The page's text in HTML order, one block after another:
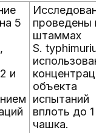
5
и
проведены
штаммах
S.
объекта
испытаний
вплоть до 1
чашка.